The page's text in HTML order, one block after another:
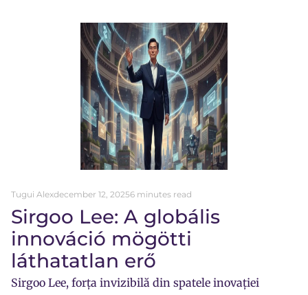
Tugui Alexdecember 12, 20256 minutes read
Sirgoo Lee: A globális
innováció mögötti
láthatatlan erő
Sirgoo Lee, forța invizibilă din spatele inovației